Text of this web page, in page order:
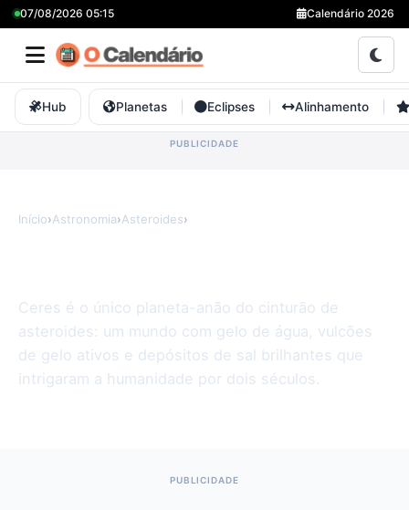
07/08/2026 05:15 Calendário 2026
Hub Planetas Eclipses Alinhamento
Início›Astronomia›Asteroides›
Ceres é o único planeta-anão do cinturão de
asteroides: um mundo com gelo de água, vulcões
de gelo ativos e depósitos de sal brilhantes que
intrigaram a humanidade por dois séculos.